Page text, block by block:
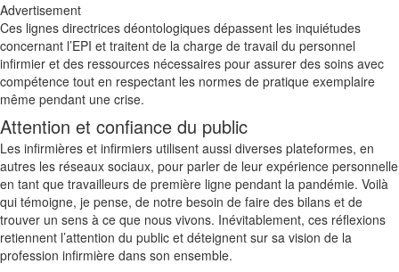
Advertisement
Ces lignes directrices déontologiques dépassent les inquiétudes
concernant l’EPI et traitent de la charge de travail du personnel
infirmier et des ressources nécessaires pour assurer des soins avec
compétence tout en respectant les normes de pratique exemplaire
même pendant une crise.
Attention et confiance du public
Les infirmières et infirmiers utilisent aussi diverses plateformes, en
autres les réseaux sociaux, pour parler de leur expérience personnelle
en tant que travailleurs de première ligne pendant la pandémie. Voilà
qui témoigne, je pense, de notre besoin de faire des bilans et de
trouver un sens à ce que nous vivons. Inévitablement, ces réflexions
retiennent l’attention du public et déteignent sur sa vision de la
profession infirmière dans son ensemble.